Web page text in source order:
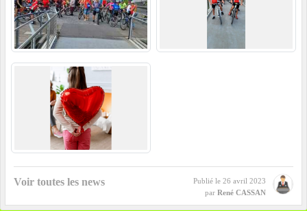
Voir toutes les news Publié le 26 avril 2023
par René CASSAN